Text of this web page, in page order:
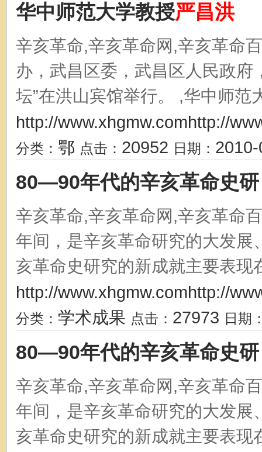
华中师范大学教授严昌洪
辛亥革命,辛亥革命网,辛亥革命
办，武昌区委，武昌区人民政府
坛”在洪山宾馆举行。 ,华中师范
http://www.xhgmw.comhttp://
分类： 鄂 点击： 20952 日期：
80—90年代的辛亥革命史研
辛亥革命,辛亥革命网,辛亥革命
年间，是辛亥革命研究的大发
亥革命史研究的新成就主要表现
http://www.xhgmw.comhttp://
分类： 学术成果 点击： 27973 日期
80—90年代的辛亥革命史研
辛亥革命,辛亥革命网,辛亥革命
年间，是辛亥革命研究的大发
亥革命史研究的新成就主要表现